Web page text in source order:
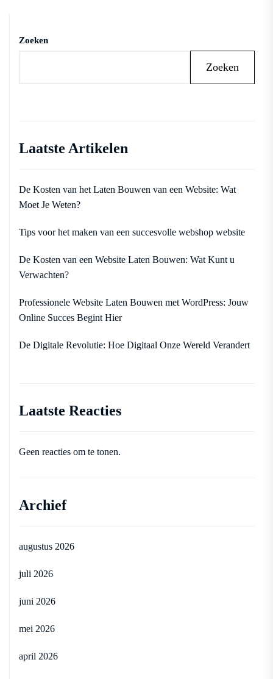
Zoeken
Zoeken
Laatste Artikelen
De Kosten van het Laten Bouwen van een Website: Wat
Moet Je Weten?
Tips voor het maken van een succesvolle webshop website
De Kosten van een Website Laten Bouwen: Wat Kunt u
Verwachten?
Professionele Website Laten Bouwen met WordPress: Jouw
Online Succes Begint Hier
De Digitale Revolutie: Hoe Digitaal Onze Wereld Verandert
Laatste Reacties
Geen reacties om te tonen.
Archief
augustus 2026
juli 2026
juni 2026
mei 2026
april 2026